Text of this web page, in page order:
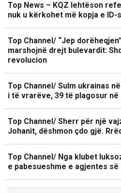
Top News – KQZ lehtëson
nuk u kërkohet më kopja e ID-
Top Channel/ “Jep
marshojnë drejt bulevardit:
revolucion
Top Channel/ Sulm ukrainas
i të vrarëve, 39 të plagosur në
Top Channel/ Sherr për një
Johanit, dëshmon çdo gjë.
Top Channel/ Nga klubet
e pabesueshme e agjentes së